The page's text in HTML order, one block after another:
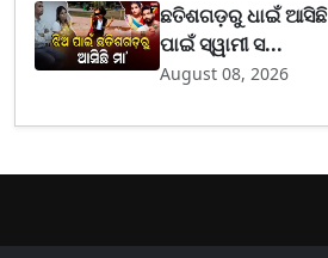
ଛତିଶଗଡ଼ରୁ ଧାଇଁ ଆସିଛି
ପାଇଁ ସ୍ୱାମୀ ସ...
August 08, 2026